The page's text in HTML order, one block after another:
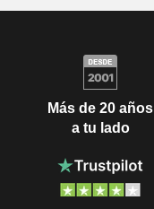
Más de 20 años
a tu lado